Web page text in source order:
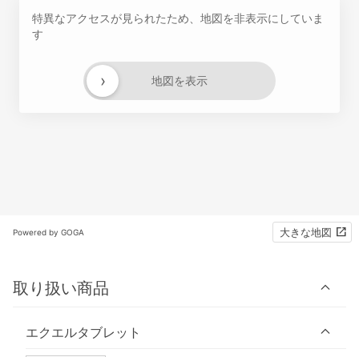
特異なアクセスが見られたため、地図を非表示にしていま
す
地図を表示
›
Powered by GOGA 大きな地図
取り扱い商品
エクエルタブレット